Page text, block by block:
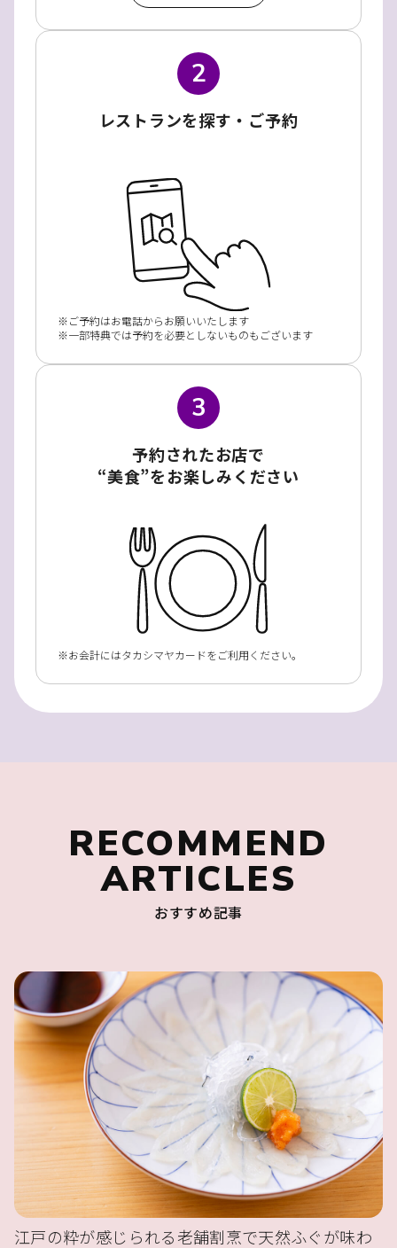
2
レストランを探す・ご予約
ご予約はお電話からお願いいたします
一部特典では予約を必要としないものもございます
3
予約されたお店で
“美食”をお楽しみください
お会計にはタカシマヤカードをご利用ください。
RECOMMEND
ARTICLES
おすすめ記事
江戸の粋が感じられる老舗割烹で天然ふぐが味わ